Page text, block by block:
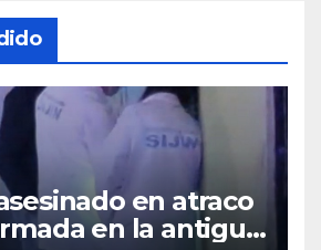
en atraco
en la antigua